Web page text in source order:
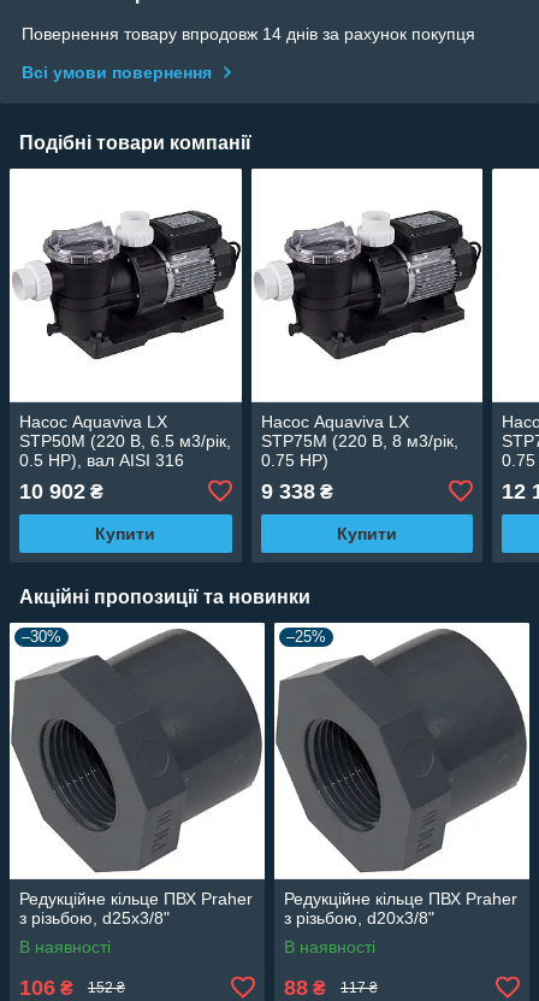
Повернення товару впродовж 14 днів за рахунок покупця
Всі умови повернення
Подібні товари компанії
Насос Aquaviva LX
STP50M (220 В, 6.5 м3/рік,
0.5 HP), вал AISI 316
10 902 ₴
Купити
Насос Aquaviva LX
STP75M (220 В, 8 м3/рік,
0.75 HP)
9 338₴
Купити
0.75
12
Акційні пропозиції та новинки
–30%
Редукційне кільце ПВХ Praher
з різьбою, d25х3/8"
В наявності
106 ₴ 152 ₴
–25%
Редукційне кільце ПВХ Praher
з різьбою, d20х3/8"
В наявності
88 ₴ 117 ₴